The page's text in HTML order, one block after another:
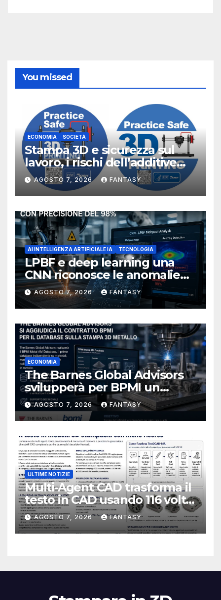
You missed
ECONOMIA SOCIETÀ
Stampa 3D e sicurezza sul
lavoro, i rischi dell’additive
manufacturing secondo
NIOSH
AGOSTO 7, 2026 FANTASY
AI INTELLIGENZA ARTIFICIALE IA TECNOLOGIA
LPBF e deep learning una
CNN riconosce le anomalie
del bagno di fusione
AGOSTO 7, 2026 FANTASY
ECONOMIA
The Barnes Global Advisors
svilupperà per BPMI un
database per la stampa 3D
metallica destinata alla filiera
navale statunitense
AGOSTO 7, 2026 FANTASY
ULTIME NOTIZIE
Multi-Agent CAD trasforma il
testo in CAD usando 116 volte
meno token
AGOSTO 7, 2026 FANTASY